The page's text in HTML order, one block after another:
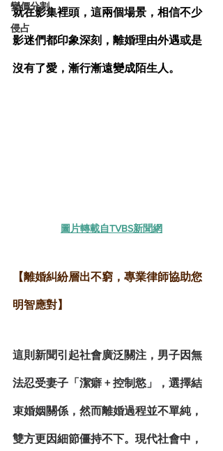
變價分割
侵占
就在影集裡頭，這兩個場景，相信不少
影迷們都印象深刻，離婚理由外遇或是
沒有了愛，漸行漸遠變成陌生人。
圖片轉載自TVBS新聞網
【離婚糾紛層出不窮，專業律師協助您
明智應對】
這則新聞引起社會廣泛關注，男子因無
法忍受妻子「潔癖 + 控制慾」，選擇結
束婚姻關係，然而離婚過程並不單純，
雙方更因細節僵持不下。現代社會中，